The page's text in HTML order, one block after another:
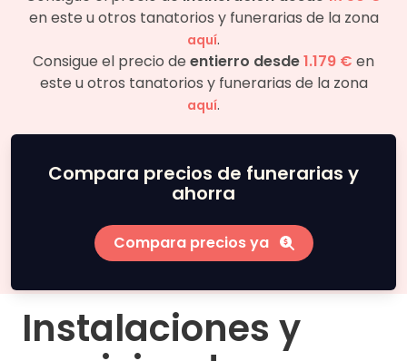
en este u otros tanatorios y funerarias de la zona
aquí.
Consigue el precio de entierro desde1.179 € en
este u otros tanatorios y funerarias de la zona
aquí.
Compara precios de funerarias y
ahorra
Compara precios ya
Instalaciones y